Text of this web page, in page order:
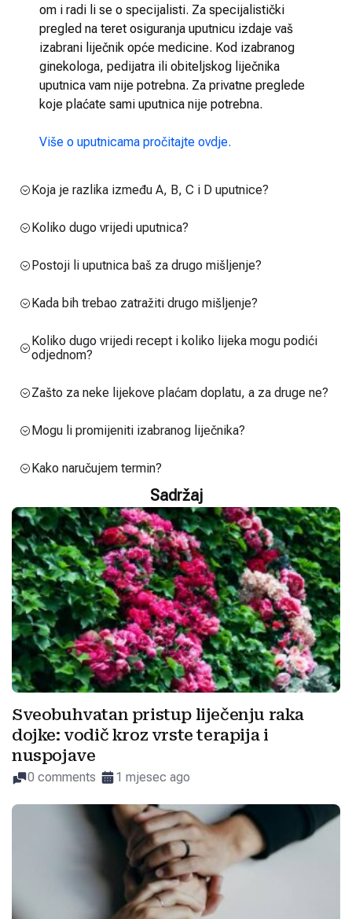
om i radi li se o specijalisti. Za specijalistički
pregled na teret osiguranja uputnicu izdaje vaš
izabrani liječnik opće medicine. Kod izabranog
ginekologa, pedijatra ili obiteljskog liječnika
uputnica vam nije potrebna. Za privatne preglede
koje plaćate sami uputnica nije potrebna.
Više o uputnicama pročitajte ovdje.
Koja je razlika između A, B, C i D uputnice?
Koliko dugo vrijedi uputnica?
Postoji li uputnica baš za drugo mišljenje?
Kada bih trebao zatražiti drugo mišljenje?
Koliko dugo vrijedi recept i koliko lijeka mogu podići
odjednom?
Zašto za neke lijekove plaćam doplatu, a za druge ne?
Mogu li promijeniti izabranog liječnika?
Kako naručujem termin?
Sadržaj
Sveobuhvatan pristup liječenju raka
dojke: vodič kroz vrste terapija i
nuspojave
0 comments 1 mjesec ago